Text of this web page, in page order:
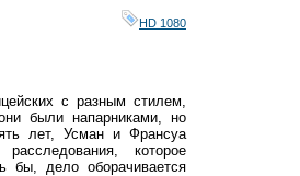
HD 1080
с разным стилем,
были напарниками, но
лет, Усман и Франсуа
которое
бы, дело оборачивается